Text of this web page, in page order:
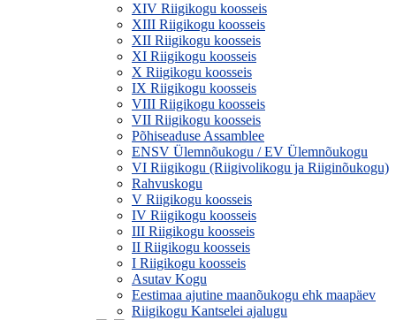
XIV Riigikogu koosseis
XIII Riigikogu koosseis
XII Riigikogu koosseis
XI Riigikogu koosseis
X Riigikogu koosseis
IX Riigikogu koosseis
VIII Riigikogu koosseis
VII Riigikogu koosseis
Põhiseaduse Assamblee
ENSV Ülemnõukogu / EV Ülemnõukogu
VI Riigikogu (Riigivolikogu ja Riiginõukogu)
Rahvuskogu
V Riigikogu koosseis
IV Riigikogu koosseis
III Riigikogu koosseis
II Riigikogu koosseis
I Riigikogu koosseis
Asutav Kogu
Eestimaa ajutine maanõukogu ehk maapäev
Riigikogu Kantselei ajalugu